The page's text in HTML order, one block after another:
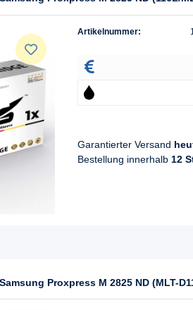
Artikelnummer:
Garantierter Versand
Bestellung innerhalb 12
Proxpress M 2825 ND (MLT-